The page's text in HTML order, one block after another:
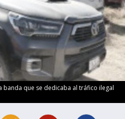
banda que se dedicaba al tráfico ilegal